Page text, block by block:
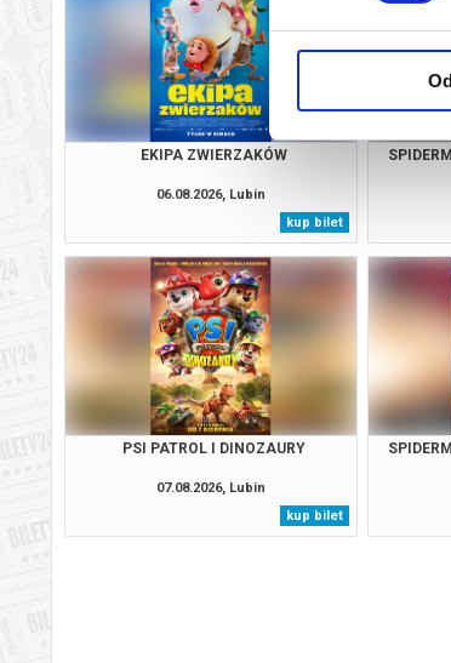
EKIPA ZWIERZAKÓW
06.08.2026, Lubin
kup bilet
PSI PATROL I DINOZAURY
07.08.2026, Lubin
kup bilet